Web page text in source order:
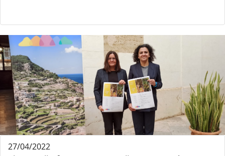
27/04/2022